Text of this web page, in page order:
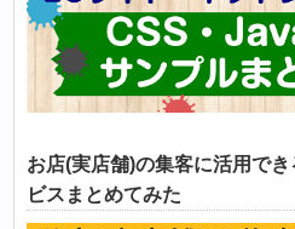
お店(実店舗)の集客に活用で
ビスまとめてみた